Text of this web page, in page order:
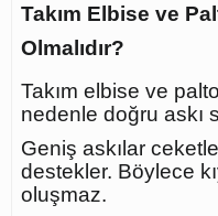
Takım Elbise ve
Olmalıdır?
Takım elbise ve
nedenle doğru askı
Geniş askılar
destekler. Böylece
oluşmaz.